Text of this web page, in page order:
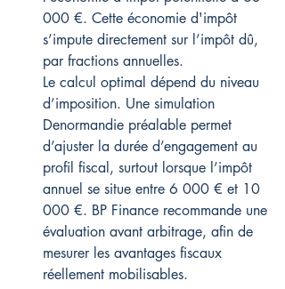
000 €. Cette économie d'impôt
s’impute directement sur l’impôt dû,
par fractions annuelles.
Le calcul optimal dépend du niveau
d’imposition. Une simulation
Denormandie préalable permet
d’ajuster la durée d’engagement au
profil fiscal, surtout lorsque l’impôt
annuel se situe entre 6 000 € et 10
000 €. BP Finance recommande une
évaluation avant arbitrage, afin de
mesurer les avantages fiscaux
réellement mobilisables.